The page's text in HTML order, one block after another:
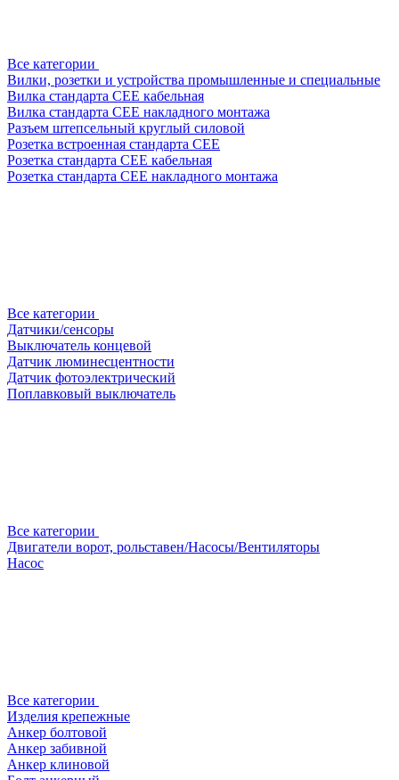
Все категории
Вилки, розетки и устройства промышленные и специальные
Вилка стандарта CEE кабельная
Вилка стандарта CEE накладного монтажа
Разъем штепсельный круглый силовой
Розетка встроенная стандарта CEE
Розетка стандарта СЕЕ кабельная
Розетка стандарта СЕЕ накладного монтажа
Все категории
Датчики/сенсоры
Выключатель концевой
Датчик люминесцентности
Датчик фотоэлектрический
Поплавковый выключатель
Все категории
Двигатели ворот, рольставен/Насосы/Вентиляторы
Насос
Все категории
Изделия крепежные
Анкер болтовой
Анкер забивной
Анкер клиновой